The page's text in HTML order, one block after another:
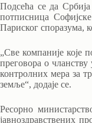
Подсећа се да
потписница
Париског споразума,
„Све компаније које
преговора о
контролних мера за
земље“, додаје се.
Ресорно
јавноздравствених